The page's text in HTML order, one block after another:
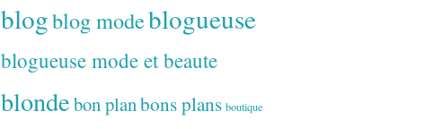
blogblog modeblogueuse
blogueuse mode et beaute
blondebon planbons plans boutique